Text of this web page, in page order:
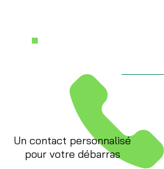
Un contact personnalisé
pour votre débarras